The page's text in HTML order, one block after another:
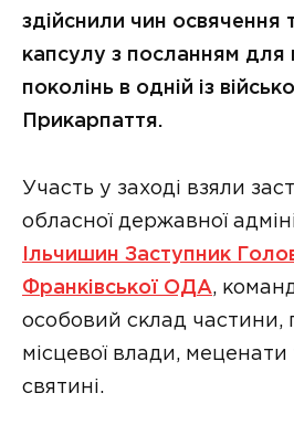
здійснили чин освячення
капсулу з посланням для
поколінь в одній із
Прикарпаття.
Участь у заході взяли
обласної державної
Ільчишин Заступник
Франківської ОДА,
особовий склад частини,
місцевої влади, меценати
святині.